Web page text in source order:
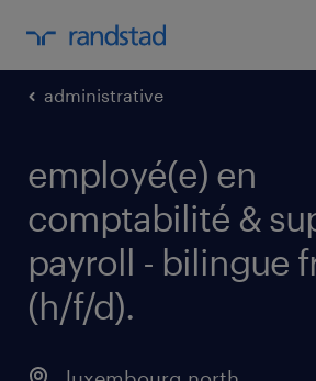
administrative
employé(e) en
comptabilité &
payroll - bilingue
(h/f/d).